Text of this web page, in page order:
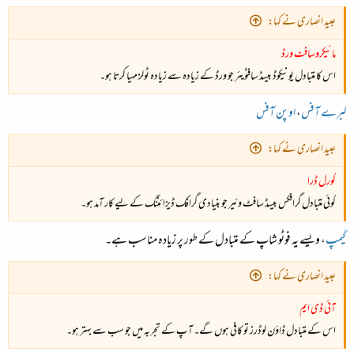
عبید انصاری نے کہا:
مائیکروسافٹ ورڈ
اس کا متبادل یونیکوڈ بیسڈ سافٹویئر جو ورڈ کے زیادہ سے زیادہ ٹولز مہیا کرتا ہو۔
لبرے آفس،اوپن آفس
عبید انصاری نے کہا:
کورل ڈرا
کوئی متبادل گرافکس بیسڈ سافٹ وئیر جو بنیادی گرافک ڈیزائننگ کے لیے کار آمد ہو۔
گیمپ، ویسے یہ فوٹو شاپ کے متبادل کے طور پر زیادہ مناسب ہے۔
عبید انصاری نے کہا:
آئی ڈی ایم
اس کے متبادل ڈاؤن لوڈرز تو کافی ہوں گے۔ آپ کے تجربہ میں جو سب سے بہتر ہو۔